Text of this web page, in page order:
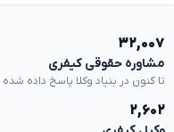
۳۲,۰۰۷
مشاوره حقوقی کیفری
تا کنون در بنیاد وکلا پاسخ داده شده
۲,۶۰۲